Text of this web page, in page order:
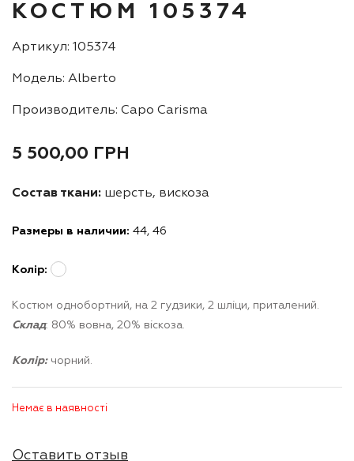
КОСТЮМ 105374
Артикул: 105374
Модель: Alberto
Производитель: Capo Carisma
5 500,00 ГРН
Состав ткани: шерсть, вискоза
Размеры в наличии: 44, 46
Колір:
Костюм однобортний, на 2 гудзики, 2 шліци, приталений.
Склад: 80% вовна, 20% віскоза.
Колір:чорний.
Немає в наявності
Оставить отзыв